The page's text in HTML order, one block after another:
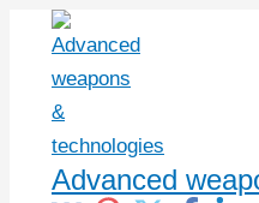
Перейти
содержимому
Advanced